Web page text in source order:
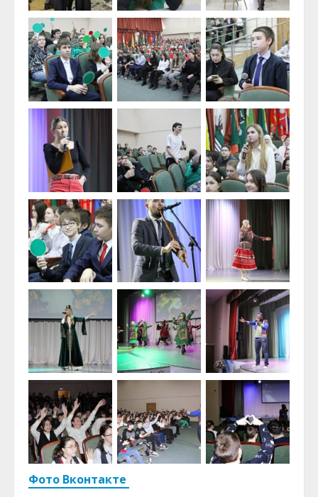
Фото Вконтакте